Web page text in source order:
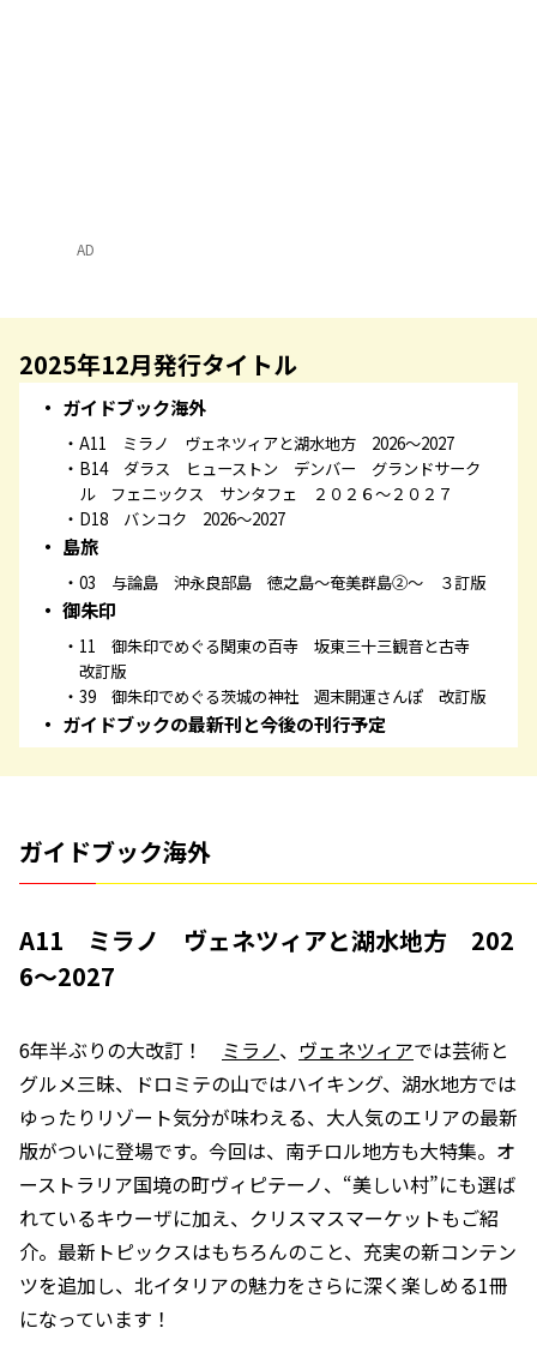
AD
2025年12月発行タイトル
ガイドブック海外
A11 ミラノ ヴェネツィアと湖水地方 2026～2027
B14 ダラス ヒューストン デンバー グランドサーク
ル フェニックス サンタフェ ２０２６～２０２７
D18 バンコク 2026～2027
島旅
03 与論島 沖永良部島 徳之島～奄美群島②～ ３訂版
御朱印
11 御朱印でめぐる関東の百寺 坂東三十三観音と古寺
改訂版
39 御朱印でめぐる茨城の神社 週末開運さんぽ 改訂版
ガイドブックの最新刊と今後の刊行予定
ガイドブック海外
A11 ミラノ ヴェネツィアと湖水地方 202
6～2027
6年半ぶりの大改訂！ ミラノ、 ヴェネツィアでは芸術と
グルメ三昧、ドロミテの山ではハイキング、湖水地方では
ゆったりリゾート気分が味わえる、大人気のエリアの最新
版がついに登場です。今回は、南チロル地方も大特集。オ
ーストラリア国境の町ヴィピテーノ、“美しい村”にも選ば
れているキウーザに加え、クリスマスマーケットもご紹
介。最新トピックスはもちろんのこと、充実の新コンテン
ツを追加し、北イタリアの魅力をさらに深く楽しめる1冊
になっています！